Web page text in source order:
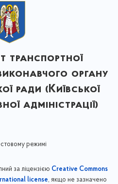
транспортної
органу
ради (Київської
адміністрації)
режимі
за ліцензією Creative Commons
license, якщо не зазначено